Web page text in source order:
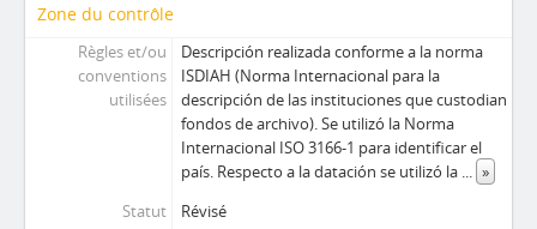
Zone du contrôle
Règles et/ou
conventions
utilisées
Descripción realizada conforme a la norma
ISDIAH (Norma Internacional para la
descripción de las instituciones que custodian
fondos de archivo). Se utilizó la Norma
Internacional ISO 3166-1 para identificar el
país. Respecto a la datación se utilizó la ... »
Statut
Révisé